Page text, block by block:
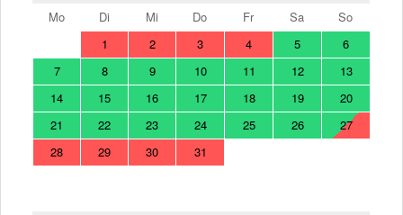
Mo
Di Mi Do Fr Sa
So
1
2 3 4 5
6
7
8 9 10 11 12
13
14
15 16 17 18 19
20
21
22 23 24 25 26
27
28
29 30 31